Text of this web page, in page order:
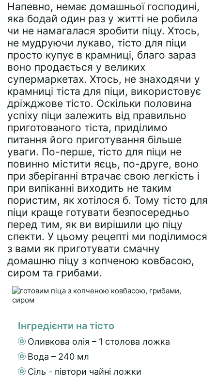
Напевно, немає домашньої господині,
яка бодай один раз у житті не робила
чи не намагалася зробити піцу. Хтось,
не мудруючи лукаво, тісто для піци
просто купує в крамниці, благо зараз
воно продається у великих
супермаркетах. Хтось, не знаходячи у
крамниці тіста для піци, використовує
дріжджове тісто. Оскільки половина
успіху піци залежить від правильно
приготованого тіста, приділимо
питання його приготування більше
уваги. По-перше, тісто для піци не
повинно містити яєць, по-друге, воно
при зберіганні втрачає свою легкість і
при випіканні виходить не таким
пористим, як хотілося б. Тому тісто для
піци краще готувати безпосередньо
перед тим, як ви вирішили цю піцу
спекти. У цьому рецепті ми поділимося
з вами як приготувати смачну
домашню піцу з копченою ковбасою,
сиром та грибами.
Інгредієнти на тісто
Оливкова олія – 1 столова ложка
Вода – 240 мл
Сіль - півтори чайні ложки